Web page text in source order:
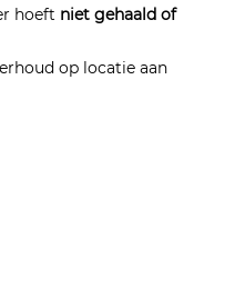
hoeft niet gehaald of
op locatie aan